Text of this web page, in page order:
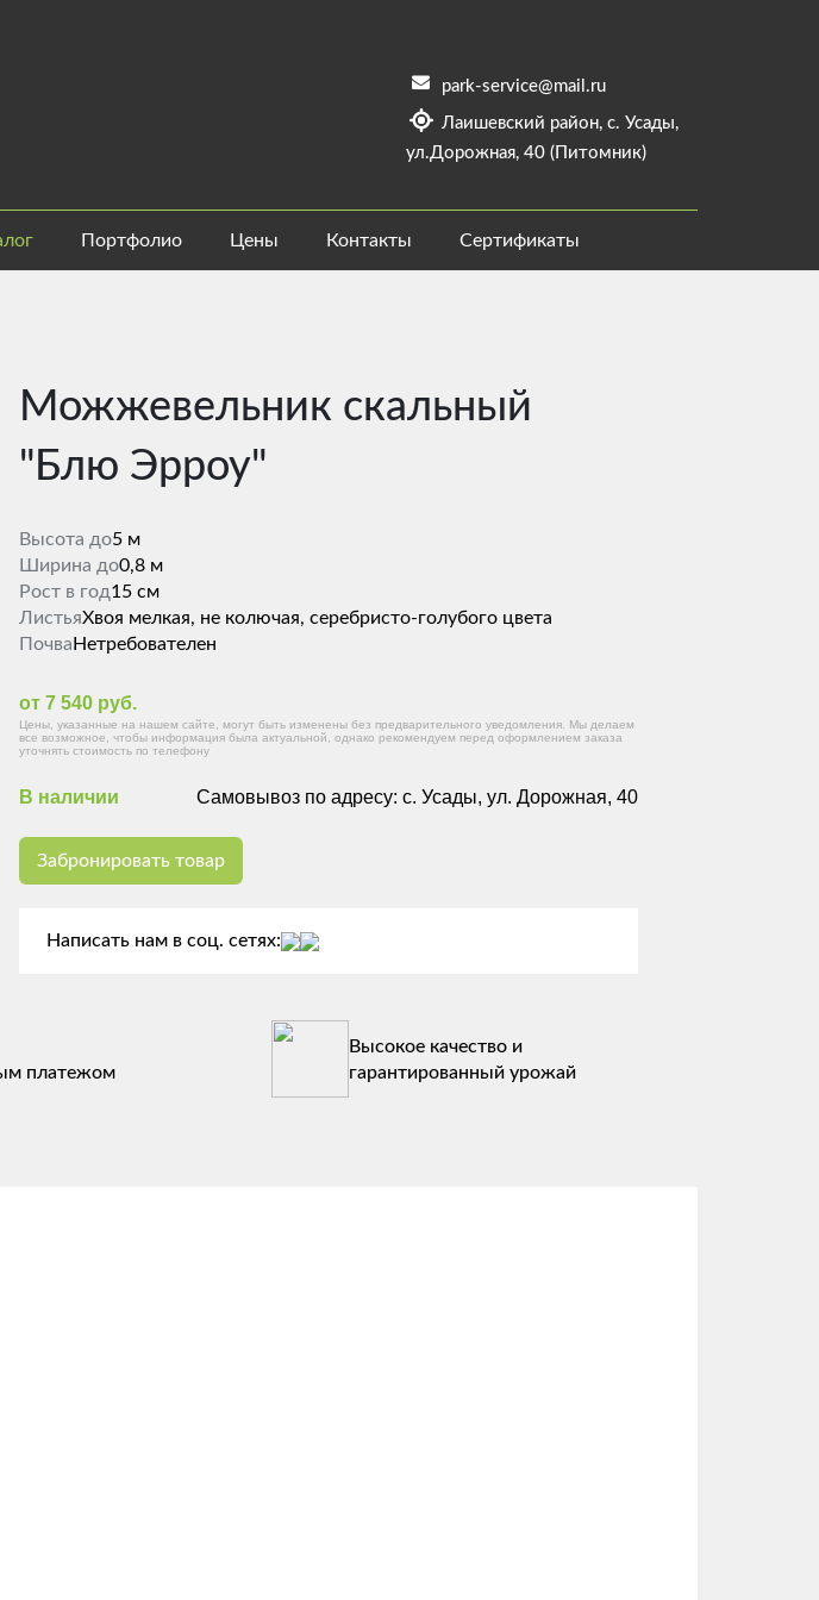
park-service@mail.ru
Лаишевский район, с. Усады,
ул.Дорожная, 40 (Питомник)
Портфолио Цены Контакты Сертификаты
Можжевельник скальный
"Блю Эрроу"
Высота до5 м
Ширина до0,8 м
Рост в год15 см
ЛистьяХвоя мелкая, не колючая, серебристо-голубого цвета
Почва Нетребователен
от 7 540 руб.
Цены, указанные на нашем сайте, могут быть изменены без предварительного уведомления. Мы делаем
все возможное, чтобы информация была актуальной, однако рекомендуем перед оформлением заказа
уточнять стоимость по телефону
В наличии Самовывоз по адресу: с. Усады, ул. Дорожная, 40
Забронировать товар
Написать нам в соц. сетях:
платежом
Высокое качество и
гарантированный урожай